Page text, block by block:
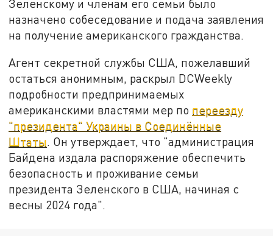
Зеленскому и членам его семьи было
назначено собеседование и подача заявления
на получение американского гражданства.
Агент секретной службы США, пожелавший
остаться анонимным, раскрыл DCWeekly
подробности предпринимаемых
американскими властями мер по переезду
"президента" Украины в Соединённые
Штаты. Он утверждает, что "администрация
Байдена издала распоряжение обеспечить
безопасность и проживание семьи
президента Зеленского в США, начиная с
весны 2024 года".